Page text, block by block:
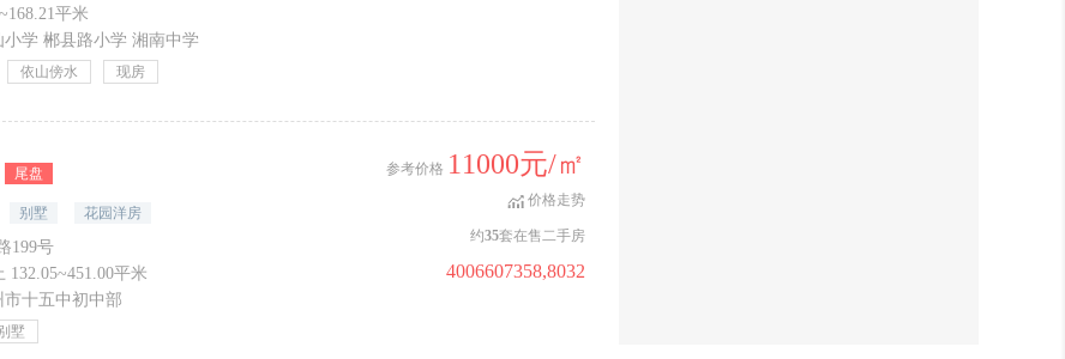
平米
小学 郴县路小学 湘南中学
依山傍水 现房
尾盘
别墅 花园洋房
199号
132.05~451.00平米
市十五中初中部
墅
参考价格 11000元/㎡
价格走势
约35套在售二手房
4006607358,8032